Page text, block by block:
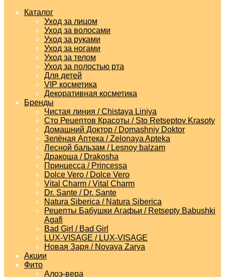
Каталог
Уход за лицом
Уход за волосами
Уход за руками
Уход за ногами
Уход за телом
Уход за полостью рта
Для детей
VIP косметика
Декоративная косметика
Бренды
Чистая линия / Chistaya Liniya
Сто Рецептов Красоты / Sto Retseptov Krasoty
Домашний Доктор / Domashniy Doktor
Зелёная Аптека / Zelonaya Apteka
Лесной бальзам / Lesnoy balzam
Дракоша / Drakosha
Принцесса / Princessa
Dolce Vero / Dolce Vero
Vital Charm / Vital Charm
Dr. Sante / Dr. Sante
Natura Siberica / Natura Siberica
Рецепты Бабушки Агафьи / Retsepty Babushki
Agafi
Bad Girl / Bad Girl
LUX-VISAGE / LUX-VISAGE
Новая Заря / Novaya Zarya
Акции
Фито
Алоэ-вера